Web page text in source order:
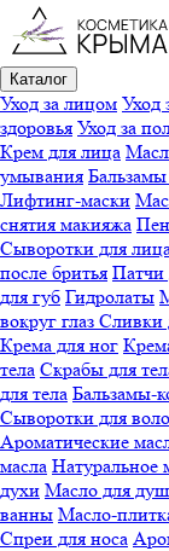
Каталог
Уход за лицом Уход
здоровья Уход за
Крем для лица
умывания
Лифтинг-маски
снятия макияжа
Сыворотки для
после бритья Патчи
для губ Гидролаты
вокруг глаз Сливки
Крема для ног
тела Скрабы для
для тела Бальзамы-
Сыворотки для
Ароматические
масла Натуральное
духи Масло для
ванны Масло-
Спреи для носа